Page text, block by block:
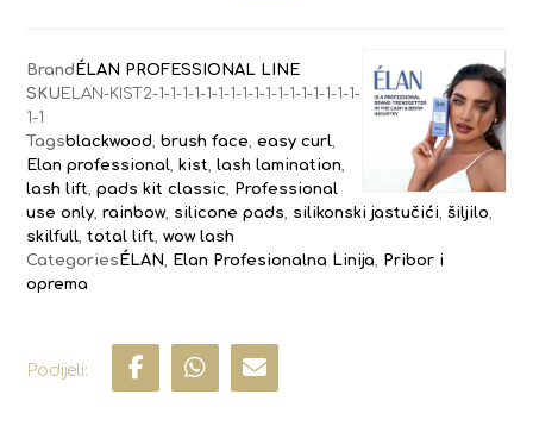
Brand ÉLAN PROFESSIONAL LINE
SKU ELAN-KIST2-1-1-1-1-1-1-1-1-1-1-1-1-1-1-1-1-1-
1-1
Tagsblackwood ,brush face ,easy curl
Elan professional
kist ,lash lamination
lash lift ,pads kit classic
Professional
use only ,rainbow, silicone pads silikonski jastučići ,šiljilo
skilfull ,total lift ,wow lash
Categories ÉLAN Elan Profesionalna Linija
Pribor i
oprema